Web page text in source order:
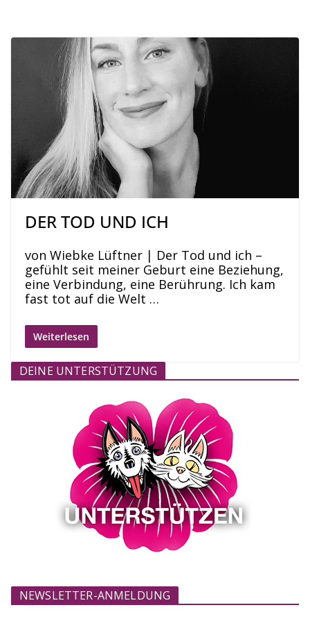
DER TOD UND ICH
von Wiebke Lüftner | Der Tod und ich –
gefühlt seit meiner Geburt eine Beziehung,
eine Verbindung, eine Berührung. Ich kam
fast tot auf die Welt …
Weiterlesen
DEINE UNTERSTÜTZUNG
NEWSLETTER-ANMELDUNG